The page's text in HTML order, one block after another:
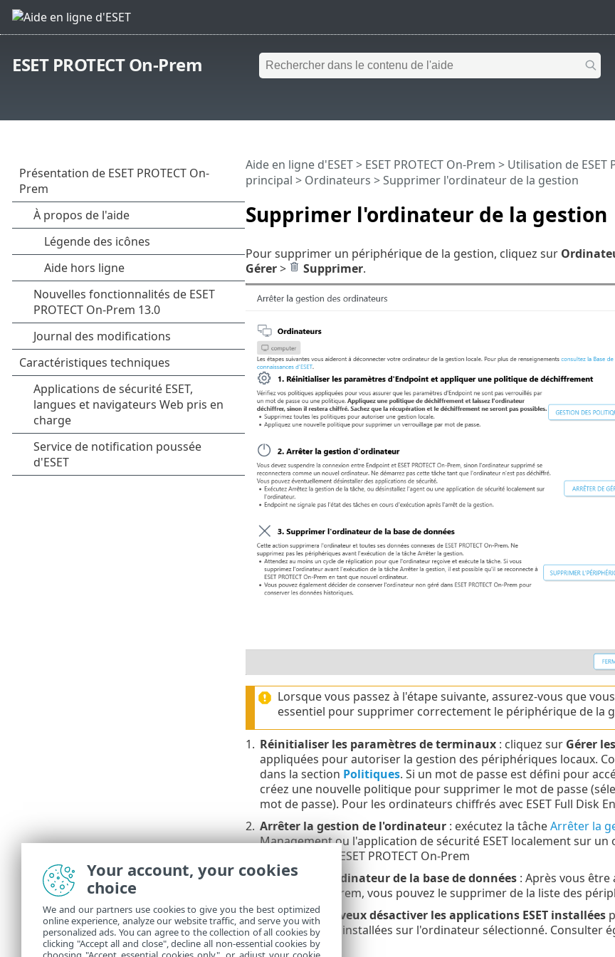
ESET PROTECT On-Prem
Supprimer l'ordinateur de la gestion
Aide en ligne d'ESET> ESET PROTECT On-Prem > Utilisation de ESET
principal > Ordinateurs > Supprimer l'ordinateur de la gestion
Pour supprimer un périphérique de la gestion, cliquez sur
Gérer> Supprimer.
Lorsque vous passez à l'étape suivante, assurez-vous que
essentiel pour supprimer correctement le périphérique de la
1. Réinitialiser les paramètres de terminaux: cliquez sur Gérer
appliquées pour autoriser la gestion des périphériques locaux.
dans la section Politiques. Si un mot de passe est défini pour
créez une nouvelle politique pour supprimer le mot de passe
mot de passe). Pour les ordinateurs chiffrés avec ESET Full Disk
2. Arrêter la gestion de l'ordinateur: exécutez la tâcheArrêter la
Management ou l'application de sécurité ESET localement sur
l'ordinateur et ESET PROTECT On-Prem
3. Supprimer l'ordinateur de la base de données: Après vous être
PROTECT On-Prem, vous pouvez le supprimer de la liste des
Cochez la case
Je veux désactiver les applications ESET installées
applications ESET installées sur l'ordinateur sélectionné. Consulter
entreprises
Your account, your cookies
choice
We and our partners use cookies to give you the best optimized
online experience, analyze our website traffic, and serve you with
personalized ads. You can agree to the collection of all cookies by
clicking "Accept all and close", decline all non-essential cookies by